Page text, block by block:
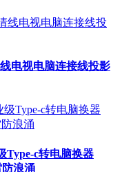
电视电脑连接线投影
Type-c转电脑换器
浪涌